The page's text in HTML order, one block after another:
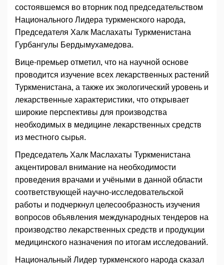
состоявшемся во вторник под председательством
Национального Лидера туркменского народа,
Председателя Халк Маслахаты Туркменистана
Гурбангулы Бердымухамедова.
Вице-премьер отметил, что на научной основе
проводится изучение всех лекарственных растений
Туркменистана, а также их экологический уровень и
лекарственные характеристики, что открывает
широкие перспективы для производства
необходимых в медицине лекарственных средств
из местного сырья.
Председатель Халк Маслахаты Туркменистана
акцентировал внимание на необходимости
проведения врачами и учёными в данной области
соответствующей научно-исследовательской
работы и подчеркнул целесообразность изучения
вопросов объявления международных тендеров на
производство лекарственных средств и продукции
медицинского назначения по итогам исследований.
Национальный Лидер туркменского народа сказал